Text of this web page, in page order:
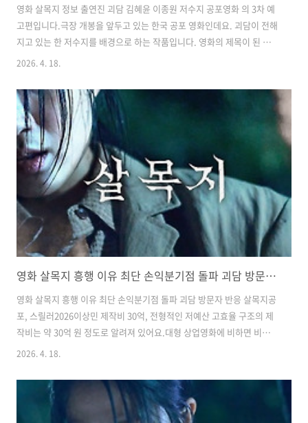
영화 살목지 정보 출연진 괴담 김혜윤 이종원 저수지 공포​영화 의 3차 예
고편입니다.​극장 개봉을 앞두고 있는 한국 공포 영화인데요. 괴담이 전해
지고 있는 한 저수지를 배경으로 하는 작품입니다. 영화의 제목이 된 살
목지가 바로 그 장소인데요. 흉흉한 괴담이 전해지는 장소는 공포 영화의
는 집이 아닌 넓은 저수지를 배경으로 했다는 점에서 신선하게 다가오는
측면이 있습니다. 영화의 실제 배경이 된 장소는 낚시 및 심령 스팟으로
유명하다고 하는데요.​저수지는 낮에 보면 잔잔해서 고요함을 주는데 밤
에 보면 또 다른 느낌으로 다가오죠. 그런 부분들을 적극적으로 활용하지
않았을까 싶은데요. 특히 물안개가 끼면 분위기가 배가 되죠.​​는 김..
2026. 4. 18.
영화 살목지 흥행 이유 최단 손익분기점 돌파 괴담 방문자 반응
영화 살목지 흥행 이유 최단 손익분기점 돌파 괴담 방문자 반응 살목지공
포, 스릴러2026이상민 제작비 30억, 전형적인 저예산 고효율 구조의 제
작비는 약 30억 원 정도로 알려져 있어요.대형 상업영화에 비하면 비교
적 낮은 규모지만, 공포 장르 특성상 제한된 공간과 분위기 연출에 집중
빠르게 손익분기점을 넘기면서,는 전형적인 저예산 고효율 공포영화 성
공 사례로 언급되고 있어요.​실제 장소를 기반으로 한 설정 영화는 로드뷰
에 찍힌 정체불명의 형체를 확인하기 위해 저수지로 향한 촬영팀이, 그곳
2026. 4. 18.